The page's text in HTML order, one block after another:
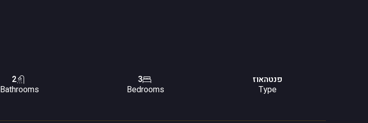
פנטהאוז
Type
3
Bedrooms
2
Bathrooms